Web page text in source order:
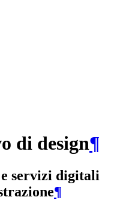
di design¶
servizi digitali
¶